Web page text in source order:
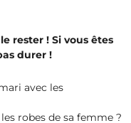
rester ! Si vous êtes
durer !
avec les
robes de sa femme ?